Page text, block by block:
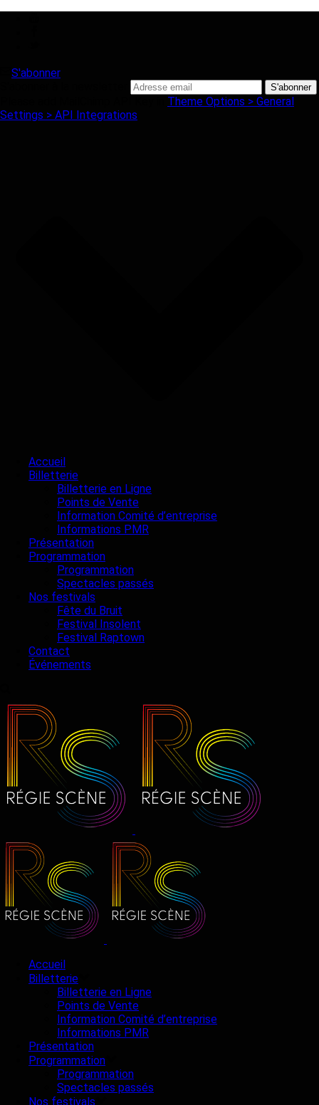
S'abonner
Theme Options > General
Settings > API Integrations
Accueil
Billetterie
Billetterie en Ligne
Points de Vente
Information Comité d’entreprise
Informations PMR
Présentation
Programmation
Programmation
Spectacles passés
Nos festivals
Fête du Bruit
Festival Insolent
Festival Raptown
Contact
Événements
Accueil
Billetterie
Billetterie en Ligne
Points de Vente
Information Comité d’entreprise
Informations PMR
Présentation
Programmation
Programmation
Spectacles passés
Nos festivals